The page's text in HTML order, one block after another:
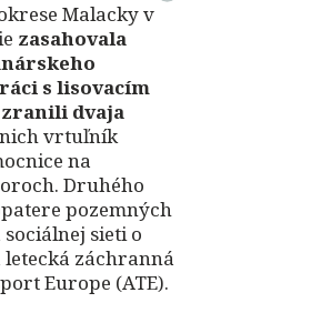
Malacky v
zasahovala
s lisovacím
dvaja
nich vrtuľník
na
Druhého
pozemných
sieti o
záchranná
Europe (ATE).